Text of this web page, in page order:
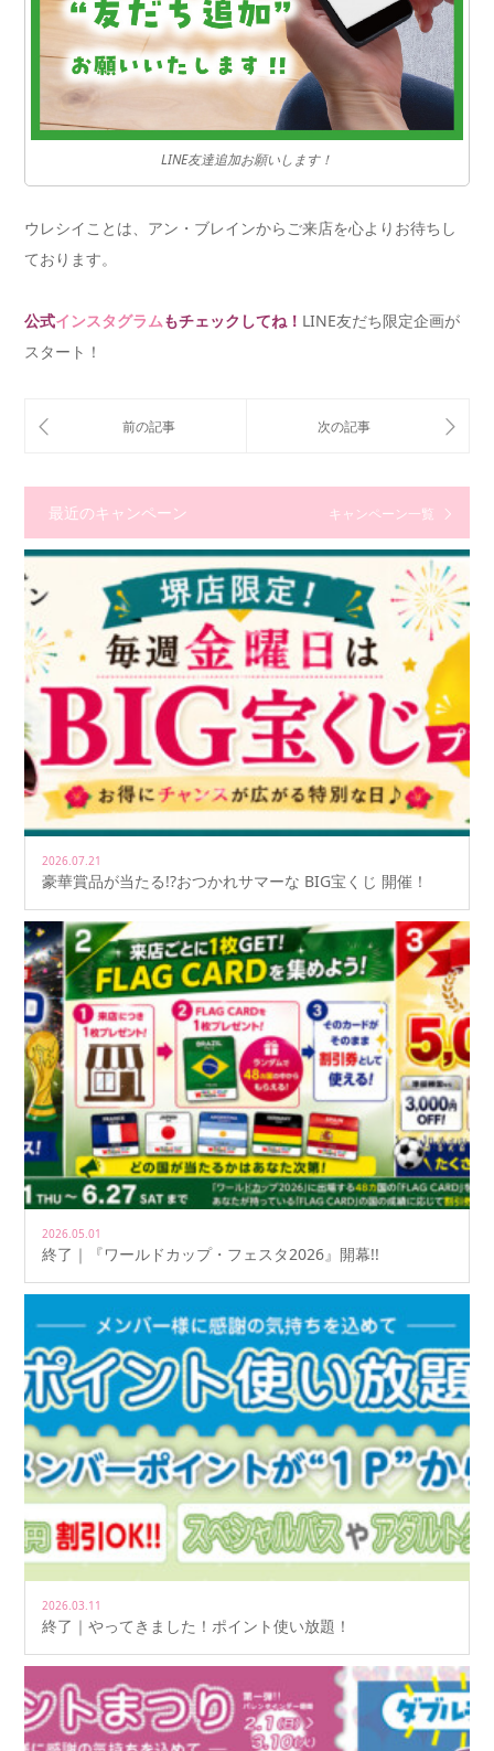
LINE友達追加お願いします！
ウレシイことは、アン・ブレインからご来店を心よりお待ちし
ております。
公式インスタグラムもチェックしてね！ LINE友だち限定企画が
スタート！
最近のキャンペーン キャンペーン一覧
2026.07.21
豪華賞品が当たる!?おつかれサマーな BIG宝くじ 開催！
2026.05.01
終了｜『ワールドカップ・フェスタ2026』開幕!!
2026.03.11
終了｜やってきました！ポイント使い放題！